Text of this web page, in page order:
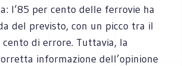
l’85 per cento delle ferrovie ha
del previsto, con un picco tra il
di errore. Tuttavia, la
informazione dell’opinione